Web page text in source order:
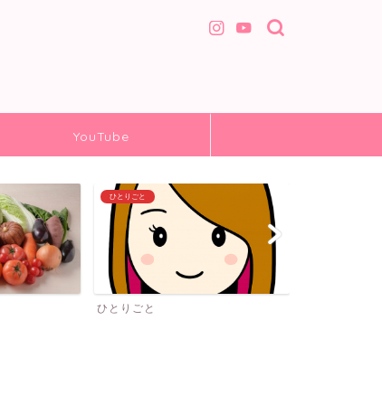
YouTube
ニャンコ生活
ニャンコ生活